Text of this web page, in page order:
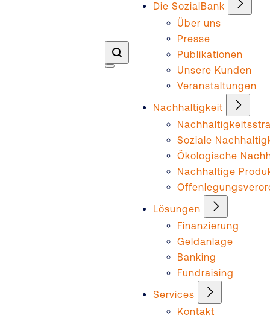
Die SozialBank
Über uns
Presse
Publikationen
Unsere Kunden
Veranstaltungen
Nachhaltigkeit
Soziale
Ökologische
Nachhaltige
Lösungen
Finanzierung
Geldanlage
Banking
Fundraising
Services
Kontakt